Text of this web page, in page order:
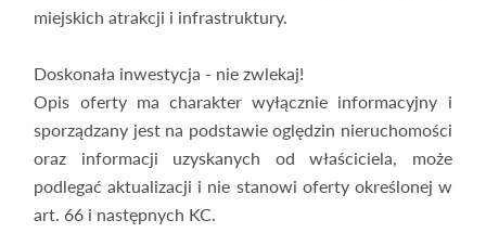
miejskich atrakcji i infrastruktury.
Doskonała inwestycja - nie zwlekaj!
Opis oferty ma charakter wyłącznie informacyjny i
sporządzany jest na podstawie oględzin nieruchomości
oraz informacji uzyskanych od właściciela, może
podlegać aktualizacji i nie stanowi oferty określonej w
art. 66 i następnych KC.